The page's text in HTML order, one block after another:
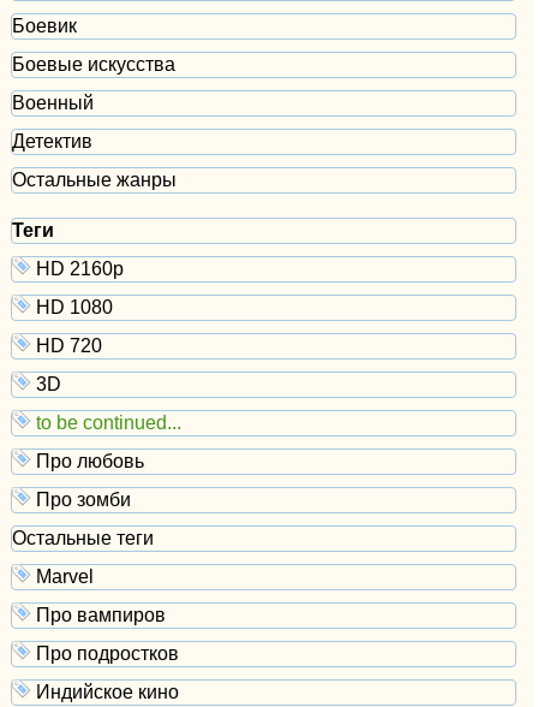
Боевик
Боевые искусства
Военный
Детектив
Остальные жанры
Теги
HD 2160р
HD 1080
HD 720
3D
to be continued...
Про любовь
Про зомби
Остальные теги
Marvel
Про вампиров
Про подростков
Индийское кино